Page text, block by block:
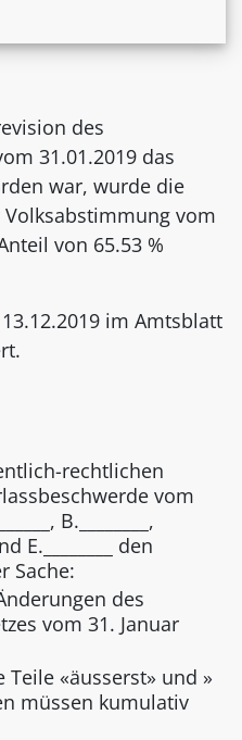
des
31.01.2019 das
war, wurde die
vom
von 65.53 %
im Amtsblatt
rechtlichen
vom
B.________,
E.________ den
Sache:
des
vom 31. Januar
Teile «äusserst» und »
müssen kumulativ